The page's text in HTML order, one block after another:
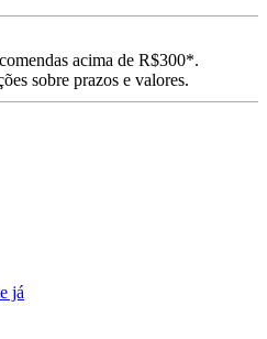
acima de R$300*.
sobre prazos e valores.
já